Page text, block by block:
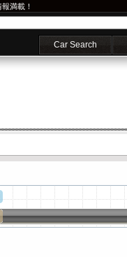
満載！
Car Search